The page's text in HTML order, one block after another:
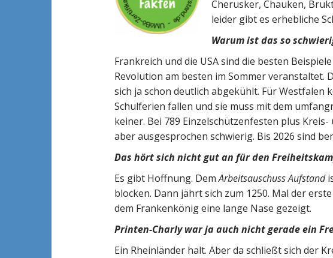
Cherusker, Chauken,
leider gibt es erhebliche
Warum ist das so
Frankreich und die USA sind die besten
Revolution am besten im Sommer
sich ja schon deutlich abgekühlt. Für Westfalen
Schulferien fallen und sie muss mit dem
keiner. Bei 789 Einzelschützenfesten plus
aber ausgesprochen schwierig. Bis 2026 sind
Das hört sich nicht gut an für den
Es gibt Hoffnung. DemArbeitsauschuss Aufstand
blocken. Dann jährt sich zum 1250. Mal der
dem Frankenkönig eine lange Nase gezeigt.
Printen-Charlywar ja auch nicht gerade ein
Ein Rheinländer halt. Aber da schließt sich der